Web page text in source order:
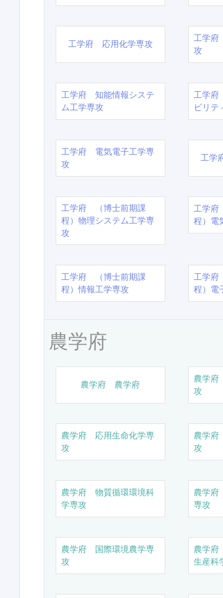
工学府 応用化学専攻
工学府
攻
工学府 知能情報システ
ム工学専攻
工学府
ビリテ
工学府 電気電子工学専
攻
工学
工学府 （博士前期課
程）物理システム工学専
攻
工学
程）電
工学府 （博士前期課
程）情報工学専攻
工学
程）電
農学府
農学府 農学府
農学
攻
農学府 応用生命化学専
攻
農学
攻
農学府 物質循環環境科
学専攻
農学
専攻
農学府 国際環境農学専
攻
農学
生産科